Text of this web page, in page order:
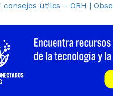
útiles – ORH |